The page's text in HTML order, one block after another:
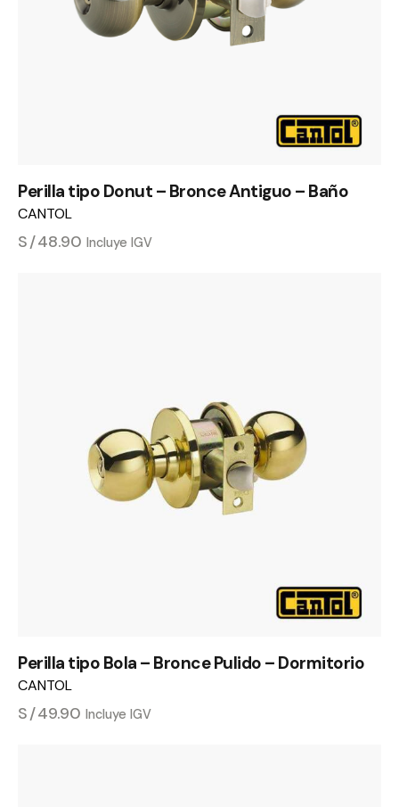
Perilla tipo Donut – Bronce Antiguo – Baño
CANTOL
S/48.90 Incluye IGV
Perilla tipo Bola – Bronce Pulido – Dormitorio
CANTOL
S/49.90 Incluye IGV